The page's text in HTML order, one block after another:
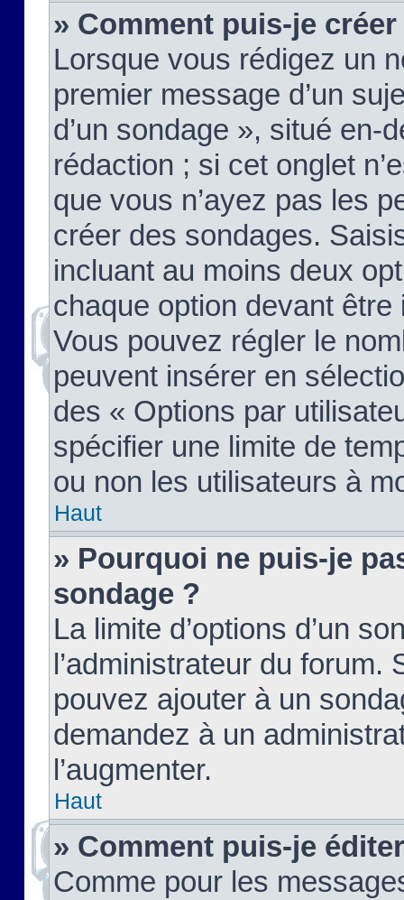
» Comment puis-je
Lorsque vous rédigez un
premier message d’un
d’un sondage », situé en-
rédaction ; si cet onglet
que vous n’ayez pas les
créer des sondages.
incluant au moins deux
chaque option devant
Vous pouvez régler le
peuvent insérer en
des « Options par
spécifier une limite de
ou non les utilisateurs à
Haut
» Pourquoi ne puis-je
sondage ?
La limite d’options d’un
l’administrateur du forum.
pouvez ajouter à un
demandez à un
l’augmenter.
Haut
» Comment puis-je
Comme pour les